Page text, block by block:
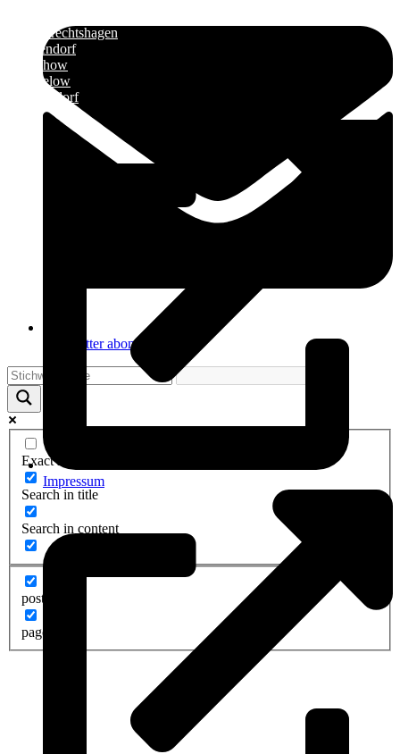
Newsletter abonnieren
Exact matches only
Search in title
Search in content
post
page
Lambrechtshagen
Papendorf
Pölchow
Stäbelow
Ziesendorf
Impressum